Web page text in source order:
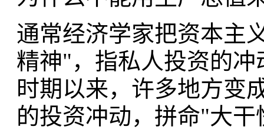
通常经济学家把资本主
精神"，指私人投资的
时期以来，许多地方变
的投资冲动，拼命"大